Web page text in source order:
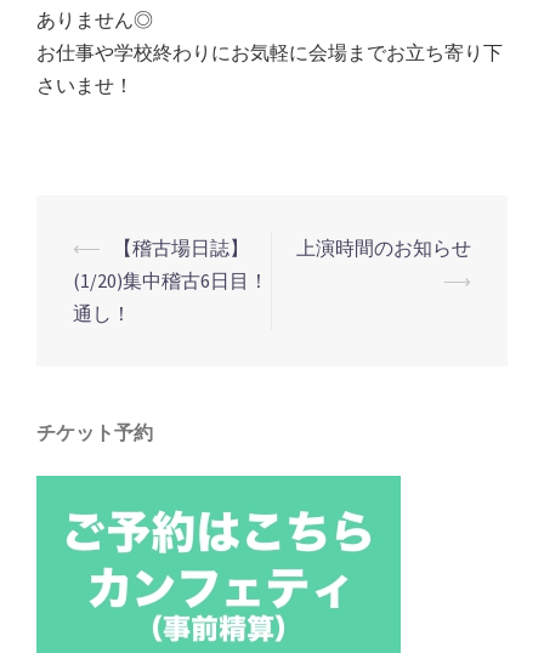
ありません◎
お仕事や学校終わりにお気軽に会場までお立ち寄り下
さいませ！
投
稿
ナ
ー
シ
ョ
ン
⟵
【稽古場日誌】
(1/20)集中稽古6日目！
通し！
上演時間のお知らせ
⟶
チケット予約